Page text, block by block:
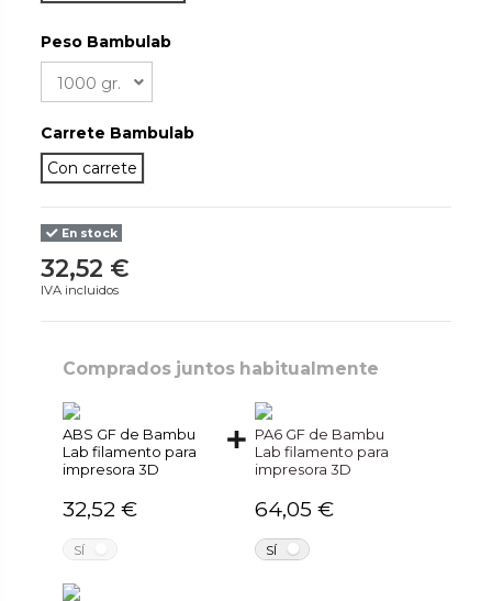
Peso Bambulab
Carrete Bambulab
Con carrete
En stock
32,52 €
IVA incluidos
Comprados juntos habitualmente
ABS GF de Bambu
Lab filamento para
impresora 3D
32,52 €
SÍ
PA6 GF de Bambu
Lab filamento para
impresora 3D
64,05 €
SÍ